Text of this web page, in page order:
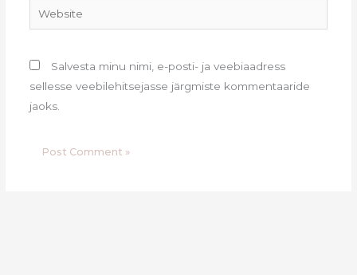
Website
Salvesta minu nimi, e-posti- ja veebiaadress
sellesse veebilehitsejasse järgmiste kommentaaride
jaoks.